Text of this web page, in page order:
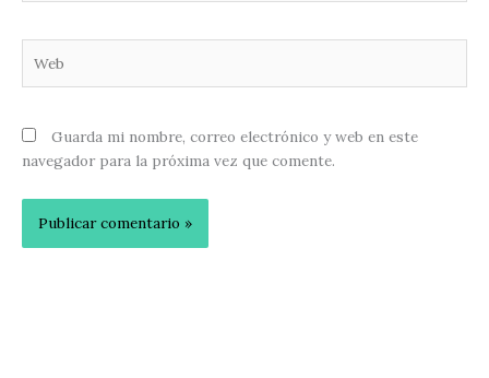
Guarda mi nombre, correo electrónico y web en este
navegador para la próxima vez que comente.